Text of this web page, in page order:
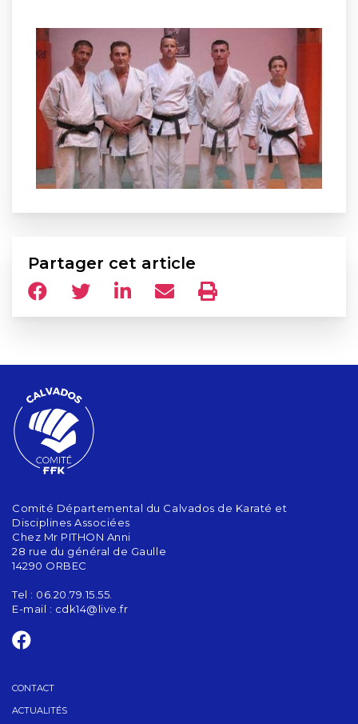
Partager cet article
Comité Départemental du Calvados de Karaté et
Disciplines Associées
Chez Mr PITHON Anni
28 rue du général de Gaulle
14290 ORBEC
Tel : 06.20.79.15.55.
E-mail : cdk14@live.fr
CONTACT
ACTUALITÉS